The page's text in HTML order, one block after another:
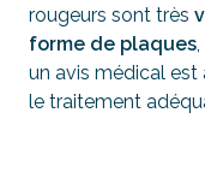
rougeurs sont très
forme de plaques
un avis médical
le traitement